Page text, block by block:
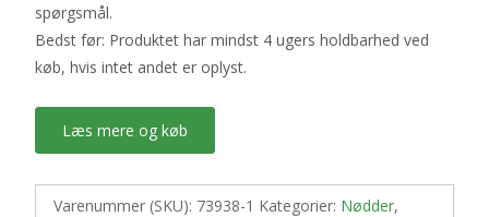
spørgsmål.
Bedst før: Produktet har mindst 4 ugers holdbarhed ved
køb, hvis intet andet er oplyst.
Læs mere og køb
Varenummer (SKU): 73938-1 Kategorier: Nødder,